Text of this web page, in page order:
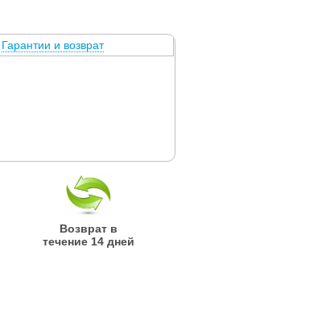
Гарантии и возврат
Возврат в
течение 14 дней